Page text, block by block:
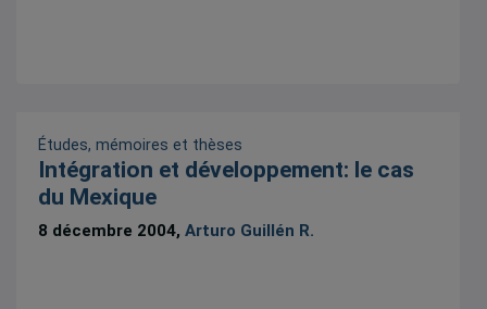
Études, mémoires et thèses
Intégration et développement: le cas
du Mexique
8 décembre 2004,Arturo Guillén R.